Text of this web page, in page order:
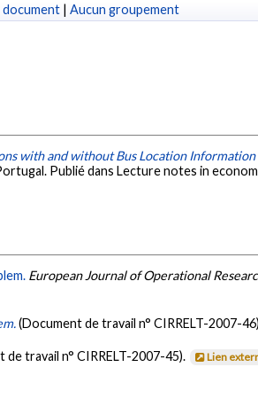
| Aucun groupement
with and without Bus Location Information
Publié dans Lecture notes in
European Journal of Operational
(Document de travail n° CIRRELT-2007-
de travail n° CIRRELT-2007-45). Lien